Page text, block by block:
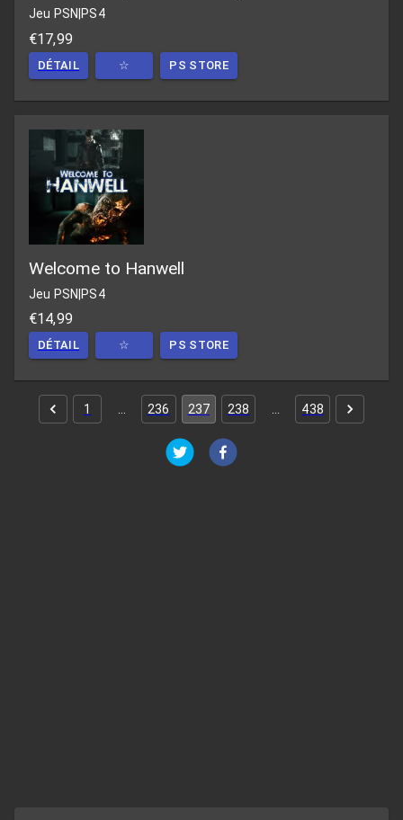
Jeu PSN PS4
€17,99
DÉTAIL ☆ PS STORE
Welcome to Hanwell
Jeu PSN|PS4
€14,99
DÉTAIL ☆ PS STORE
1 … 236 237 238 … 438